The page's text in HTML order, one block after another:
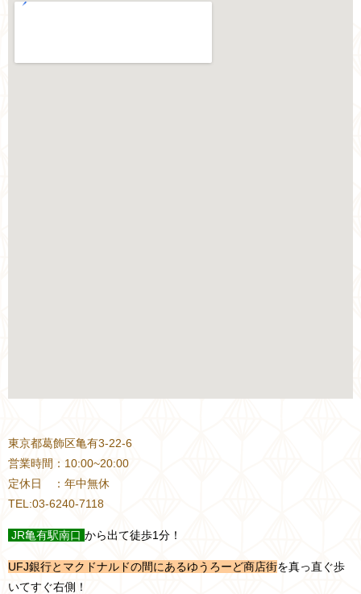
東京都葛飾区亀有3-22-6
営業時間：10:00~20:00
定休日 ：年中無休
TEL:03-6240-7118
JR亀有駅南口 から出て徒歩1分！
UFJ銀行とマクドナルドの間にあるゆうろーど商店街を真っ直ぐ歩
いてすぐ右側！